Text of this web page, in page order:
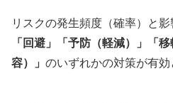
リスクの発生頻度（確率）と影
「回避」「予防（軽減）」「
容）」 のいずれかの対策が有効